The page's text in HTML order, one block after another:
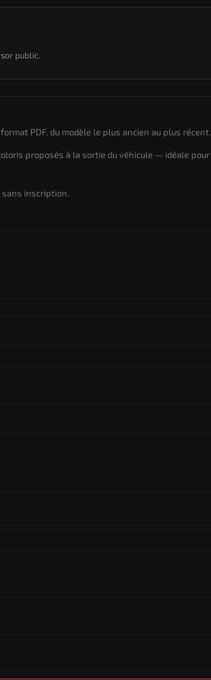
public.
PDF, du modèle le plus ancien au plus récent.
proposés à la sortie du véhicule — idéale pour
sans inscription.